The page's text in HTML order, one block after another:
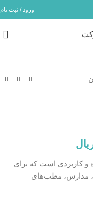
09358254705
ورود / ثبت نام
و کاربردی است که برای
مدارس، مطب‌های